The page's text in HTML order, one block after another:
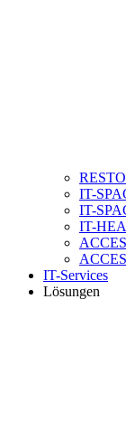
IT-
IT-
IT-
IT-Services
Lösungen